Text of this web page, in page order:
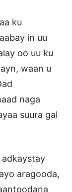
ku
in uu
oo uu ku
waan u
naga
suura gal
adkaystay
aragooda,